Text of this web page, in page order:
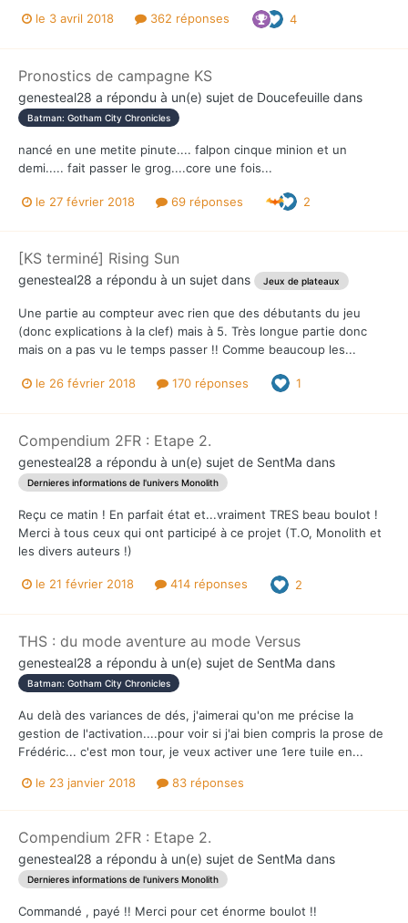
le 3 avril 2018 362 réponses 4
Pronostics de campagne KS
genesteal28 a répondu à un(e) sujet de Doucefeuille dans
Batman: Gotham City Chronicles
nancé en une metite pinute.... falpon cinque minion et un
demi..... fait passer le grog....core une fois...
le 27 février 2018 69 réponses 2
[KS terminé] Rising Sun
genesteal28 a répondu à un sujet dans Jeux de plateaux
Une partie au compteur avec rien que des débutants du jeu
(donc explications à la clef) mais à 5. Très longue partie donc
mais on a pas vu le temps passer !! Comme beaucoup les...
le 26 février 2018 170 réponses 1
Compendium 2FR : Etape 2.
genesteal28 a répondu à un(e) sujet de SentMa dans
Dernieres informations de l'univers Monolith
Reçu ce matin ! En parfait état et...vraiment TRES beau boulot !
Merci à tous ceux qui ont participé à ce projet (T.O, Monolith et
les divers auteurs !)
le 21 février 2018 414 réponses 2
THS : du mode aventure au mode Versus
genesteal28 a répondu à un(e) sujet de SentMa dans
Batman: Gotham City Chronicles
Au delà des variances de dés, j'aimerai qu'on me précise la
gestion de l'activation....pour voir si j'ai bien compris la prose de
Frédéric... c'est mon tour, je veux activer une 1ere tuile en...
le 23 janvier 2018 83 réponses
Compendium 2FR : Etape 2.
genesteal28 a répondu à un(e) sujet de SentMa dans
Dernieres informations de l'univers Monolith
Commandé , payé !! Merci pour cet énorme boulot !!